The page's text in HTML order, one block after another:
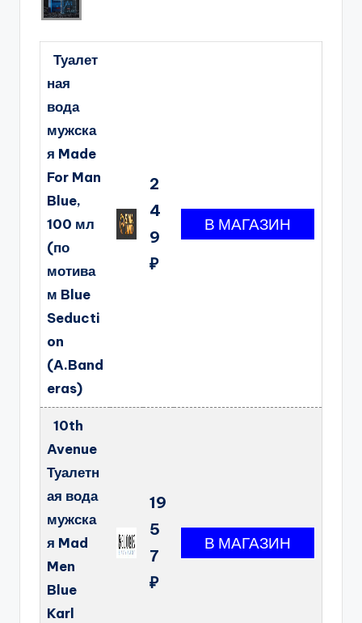
Туалет
ная
вода
мужска
я Made
For Man
Blue,
100 мл
(по
мотива
м Blue
Seducti
on
(A.Band
eras)
2
4
9
₽
10th
Avenue
Туалетн
ая вода
мужска
я Mad
Men
Blue
Karl
19
5
7
₽